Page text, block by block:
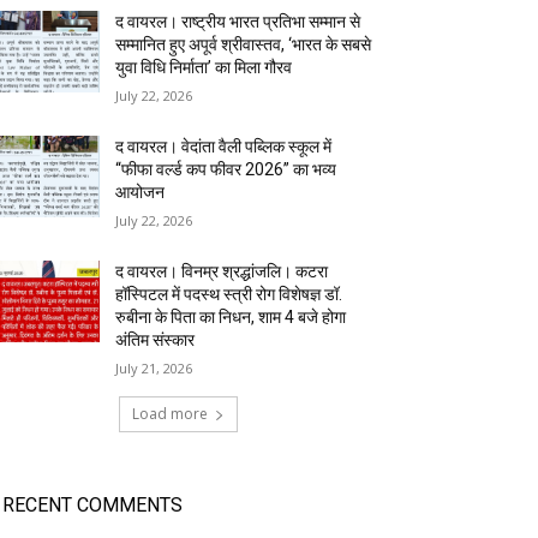
द वायरल। राष्ट्रीय भारत प्रतिभा सम्मान से
सम्मानित हुए अपूर्व श्रीवास्तव, ‘भारत के सबसे
युवा विधि निर्माता’ का मिला गौरव
July 22, 2026
द वायरल। वेदांता वैली पब्लिक स्कूल में
“फीफा वर्ल्ड कप फीवर 2026” का भव्य
आयोजन
July 22, 2026
द वायरल। विनम्र श्रद्धांजलि। कटरा
हॉस्पिटल में पदस्थ स्त्री रोग विशेषज्ञ डॉ.
रुबीना के पिता का निधन, शाम 4 बजे होगा
अंतिम संस्कार
July 21, 2026
Load more
RECENT COMMENTS